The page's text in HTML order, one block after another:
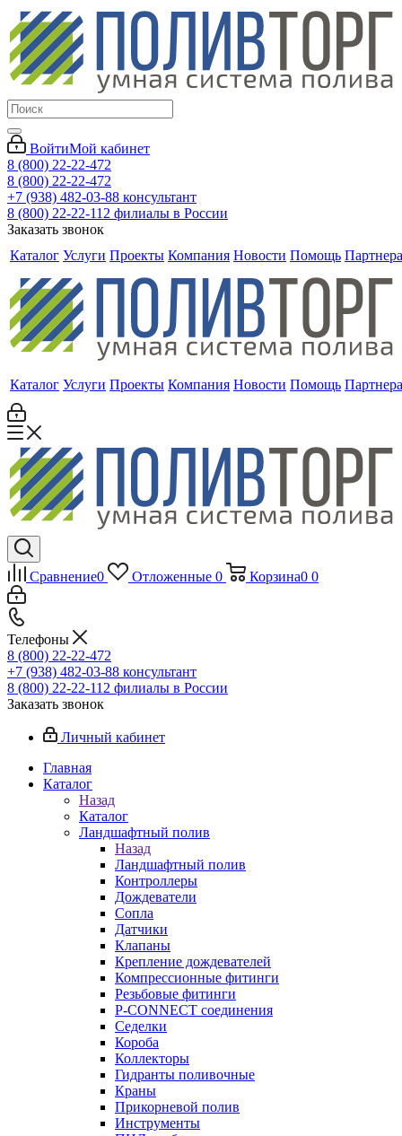
ВойтиМой кабинет
8 (800) 22-22-472
8 (800) 22-22-472
+7 (938) 482-03-88 консультант
8 (800) 22-22-112 филиалы в России
Заказать звонок
Каталог Услуги Проекты Компания Новости Помощь
Каталог Услуги Проекты Компания Новости Помощь
Сравнение0 Отложенные 0 Корзина0 0
Телефоны
8 (800) 22-22-472
+7 (938) 482-03-88 консультант
8 (800) 22-22-112 филиалы в России
Заказать звонок
Личный кабинет
Главная
Каталог
Назад
Каталог
Ландшафтный полив
Назад
Ландшафтный полив
Контроллеры
Дождеватели
Сопла
Датчики
Клапаны
Крепление дождевателей
Компрессионные фитинги
Резьбовые фитинги
P-CONNECT соединения
Седелки
Короба
Коллекторы
Гидранты поливочные
Краны
Прикорневой полив
Инструменты